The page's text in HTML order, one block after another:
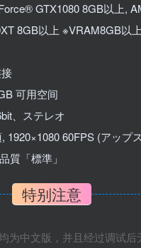
GTX1080 8GB以上,
8GB以上 ※VRAM8GB以
可用空间
、ステレオ
1920×1080 60FPS (アップ
質「標準」
特别注意
为中文版，并且经过调试后